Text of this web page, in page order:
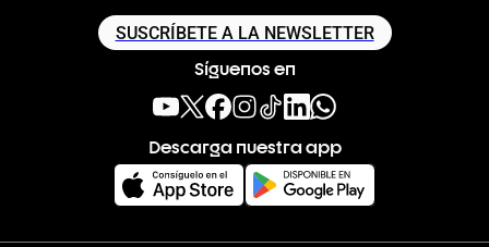
SUSCRÍBETE A LA NEWSLETTER
Síguenos en
Descarga nuestra app